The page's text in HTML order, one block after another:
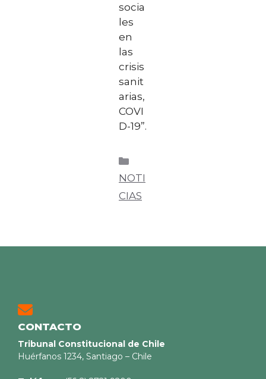
socia
les
en
las
crisis
sanit
arias,
COVI
D-19”.
NOTI
CIAS
CONTACTO
Tribunal Constitucional de Chile
Huérfanos 1234, Santiago – Chile